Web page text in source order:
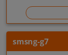
smsng-g7